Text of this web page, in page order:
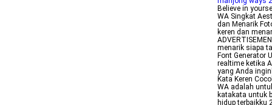
Believe in
WA Singkat
dan Menarik
keren dan
menarik siapa
Font Generator
realtime ketika
yang Anda
Kata Keren
WA adalah
katakata untuk
hidup terbaikku